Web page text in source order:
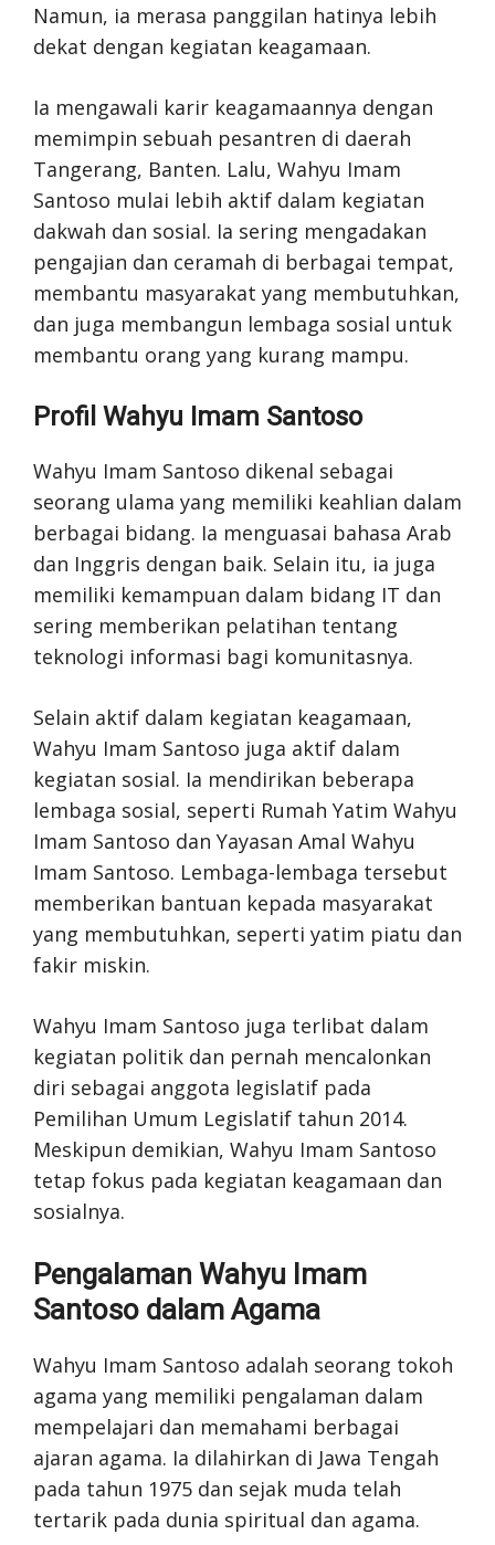
Namun, ia merasa panggilan hatinya lebih
dekat dengan kegiatan keagamaan.
Ia mengawali karir keagamaannya dengan
memimpin sebuah pesantren di daerah
Tangerang, Banten. Lalu, Wahyu Imam
Santoso mulai lebih aktif dalam kegiatan
dakwah dan sosial. Ia sering mengadakan
pengajian dan ceramah di berbagai tempat,
membantu masyarakat yang membutuhkan,
dan juga membangun lembaga sosial untuk
membantu orang yang kurang mampu.
Profil Wahyu Imam Santoso
Wahyu Imam Santoso dikenal sebagai
seorang ulama yang memiliki keahlian dalam
berbagai bidang. Ia menguasai bahasa Arab
dan Inggris dengan baik. Selain itu, ia juga
memiliki kemampuan dalam bidang IT dan
sering memberikan pelatihan tentang
teknologi informasi bagi komunitasnya.
Selain aktif dalam kegiatan keagamaan,
Wahyu Imam Santoso juga aktif dalam
kegiatan sosial. Ia mendirikan beberapa
lembaga sosial, seperti Rumah Yatim Wahyu
Imam Santoso dan Yayasan Amal Wahyu
Imam Santoso. Lembaga-lembaga tersebut
memberikan bantuan kepada masyarakat
yang membutuhkan, seperti yatim piatu dan
fakir miskin.
Wahyu Imam Santoso juga terlibat dalam
kegiatan politik dan pernah mencalonkan
diri sebagai anggota legislatif pada
Pemilihan Umum Legislatif tahun 2014.
Meskipun demikian, Wahyu Imam Santoso
tetap fokus pada kegiatan keagamaan dan
sosialnya.
Pengalaman Wahyu Imam
Santoso dalam Agama
Wahyu Imam Santoso adalah seorang tokoh
agama yang memiliki pengalaman dalam
mempelajari dan memahami berbagai
ajaran agama. Ia dilahirkan di Jawa Tengah
pada tahun 1975 dan sejak muda telah
tertarik pada dunia spiritual dan agama.